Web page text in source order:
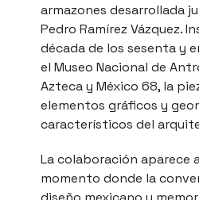
armazones desarrollada
Pedro Ramírez Vázquez.
década de los sesenta y
el Museo Nacional de
Azteca y México 68, la
elementos gráficos y
característicos del
La colaboración aparece
momento donde la